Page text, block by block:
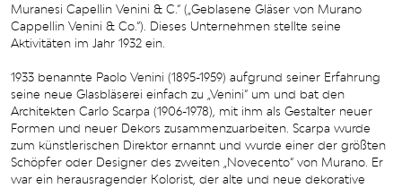
Muranesi Capellin Venini & C.“ („Geblasene Gläser von Murano
Cappellin Venini & Co.“). Dieses Unternehmen stellte seine
Aktivitäten im Jahr 1932 ein.
1933 benannte Paolo Venini (1895-1959) aufgrund seiner Erfahrung
seine neue Glasbläserei einfach zu „Venini“ um und bat den
Architekten Carlo Scarpa (1906-1978), mit ihm als Gestalter neuer
Formen und neuer Dekors zusammenzuarbeiten. Scarpa wurde
zum künstlerischen Direktor ernannt und wurde einer der größten
Schöpfer oder Designer des zweiten „Novecento“ von Murano. Er
war ein herausragender Kolorist, der alte und neue dekorative